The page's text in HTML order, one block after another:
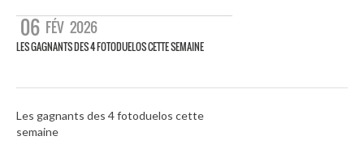
06 FÉV 2026
LES GAGNANTS DES 4 FOTODUELOS CETTE SEMAINE
Les gagnants des 4 fotoduelos cette
semaine